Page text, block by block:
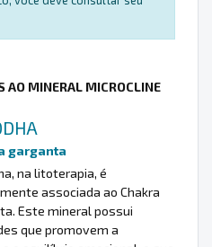
AO MINERAL MICROCLINE
garganta
na litoterapia, é
associada ao Chakra
Este mineral possui
que promovem a